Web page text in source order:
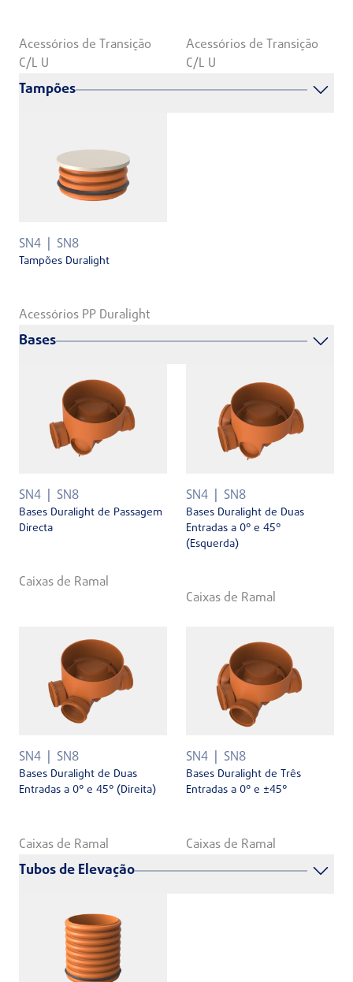
Acessórios de Transição
C/L U
Acessórios de Transição
C/L U
Tampões
SN4 SN8
Tampões Duralight
Acessórios PP Duralight
Bases
SN4 SN8
Bases Duralight de Passagem
Directa
Caixas de Ramal
SN4 SN8
Bases Duralight de Duas
Entradas a 0° e 45°
(Esquerda)
Caixas de Ramal
SN4 SN8
Bases Duralight de Duas
Entradas a 0° e 45° (Direita)
Caixas de Ramal
SN4 SN8
Bases Duralight de Três
Entradas a 0° e ±45°
Caixas de Ramal
Tubos de Elevação